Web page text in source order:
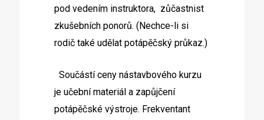
pod vedením instruktora, zůčastnist
zkušebních ponorů. (Nechce-li si
rodič také udělat potápěčský průkaz.)
Součástí ceny nástavbového kurzu
je učební materiál a zapůjčení
potápěčské výstroje. Frekventant